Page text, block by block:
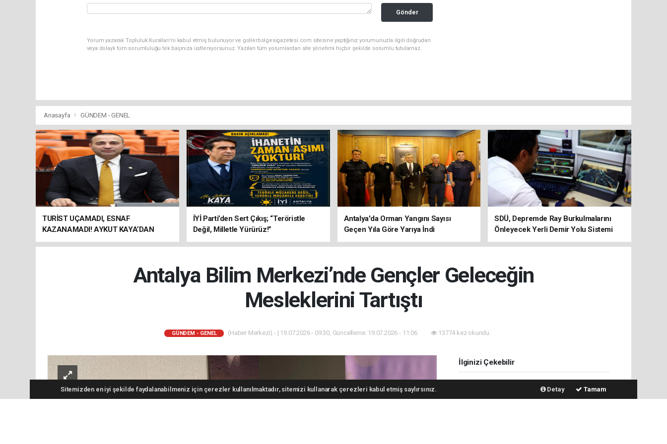
Gönder
Yorum yazarak Topluluk Kuralları’nı kabul etmiş bulunuyor ve gollerbolgesigazetesi.com sitesine yaptığınız yorumunuzla ilgili doğrudan
veya dolaylı tüm sorumluluğu tek başınıza üstleniyorsunuz. Yazılan tüm yorumlardan site yönetimi hiçbir şekilde sorumlu tutulamaz.
Anasayfa GÜNDEM - GENEL
TURİST UÇAMADI, ESNAF
KAZANAMADI! AYKUT KAYA’DAN
"BAGAJ HAKKI" ÇAĞRISI
İYİ Parti’den Sert Çıkış; “Teröristle
Değil, Milletle Yürürüz!”
Antalya'da Orman Yangını Sayısı
Geçen Yıla Göre Yarıya İndi
SDÜ, Depremde Ray Burkulmalarını
Önleyecek Yerli Demir Yolu Sistemi
Geliştiriyor
Antalya Bilim Merkezi’nde Gençler Geleceğin
Mesleklerini Tartıştı
GÜNDEM - GENEL (Haber Merkezi) - | 19.07.2026 - 09:30, Güncelleme: 19.07.2026 - 11:06 13774 kez okundu.
İlginizi Çekebilir
Terörün 40 Yıllık Ekonomik
Sitemizden en iyi şekilde faydalanabilmeniz için çerezler kullanılmaktadır, sitemizi kullanarak çerezleri kabul etmiş saylırsınız. Detay Tamam